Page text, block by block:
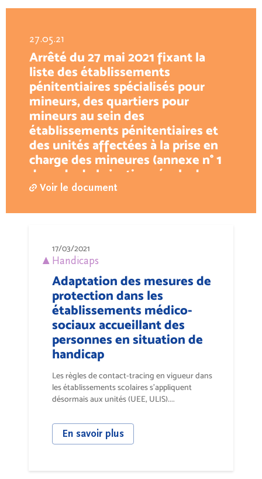
27.05.21
Arrêté du 27 mai 2021 fixant la
liste des établissements
pénitentiaires spécialisés pour
mineurs, des quartiers pour
mineurs au sein des
établissements pénitentiaires et
des unités affectées à la prise en
charge des mineures (annexe n° 1
du code de la justice pénale des
mineurs)
Voir le document
17/03/2021
Handicaps
Adaptation des mesures de
protection dans les
établissements médico-
sociaux accueillant des
personnes en situation de
handicap
Les règles de contact-tracing en vigueur dans
les établissements scolaires s’appliquent
désormais aux unités (UEE, ULIS)....
En savoir plus